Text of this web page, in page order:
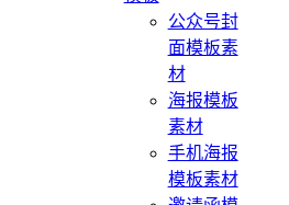
公众号封
面模板素
材
海报模板
素材
手机海报
模板素材